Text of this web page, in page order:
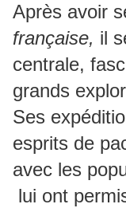
Après avoir
française, il
centrale,
grands
Ses
esprits de
avec les
lui ont